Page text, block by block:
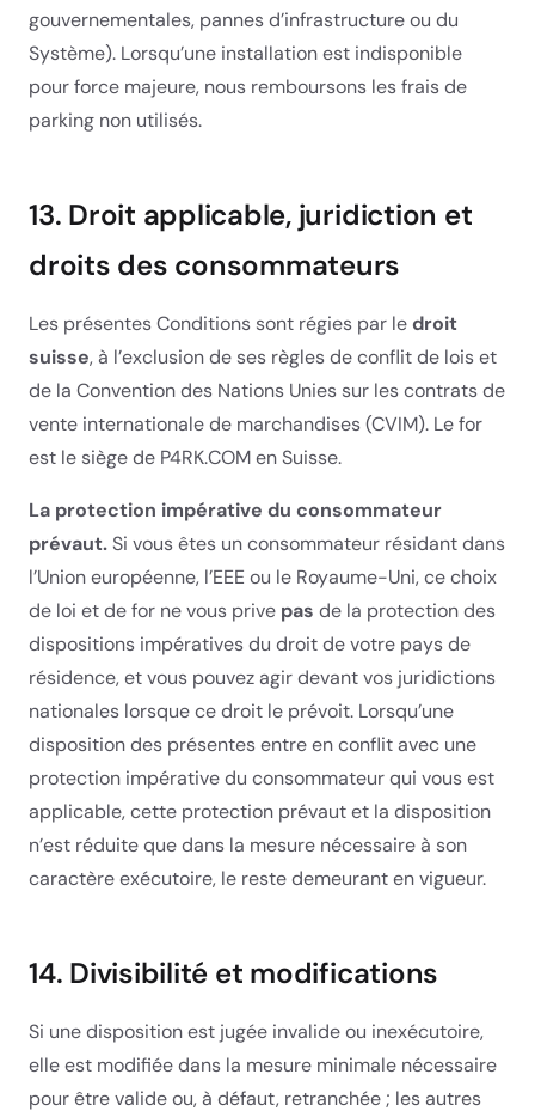
gouvernementales, pannes d’infrastructure ou du
Système). Lorsqu’une installation est indisponible
pour force majeure, nous remboursons les frais de
parking non utilisés.
13. Droit applicable, juridiction et
droits des consommateurs
Les présentes Conditions sont régies par ledroit
suisse, à l’exclusion de ses règles de conflit de lois et
de la Convention des Nations Unies sur les contrats de
vente internationale de marchandises (CVIM). Le for
est le siège de P4RK.COM en Suisse.
La protection impérative du consommateur
prévaut.Si vous êtes un consommateur résidant dans
l’Union européenne, l’EEE ou le Royaume-Uni, ce choix
de loi et de for ne vous prive pas de la protection des
dispositions impératives du droit de votre pays de
résidence, et vous pouvez agir devant vos juridictions
nationales lorsque ce droit le prévoit. Lorsqu’une
disposition des présentes entre en conflit avec une
protection impérative du consommateur qui vous est
applicable, cette protection prévaut et la disposition
n’est réduite que dans la mesure nécessaire à son
caractère exécutoire, le reste demeurant en vigueur.
14. Divisibilité et modifications
Si une disposition est jugée invalide ou inexécutoire,
elle est modifiée dans la mesure minimale nécessaire
pour être valide ou, à défaut, retranchée ; les autres